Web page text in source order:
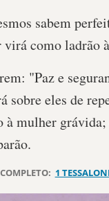
sabem
virá como ladrão
"Paz e
sobre eles de
à mulher
1